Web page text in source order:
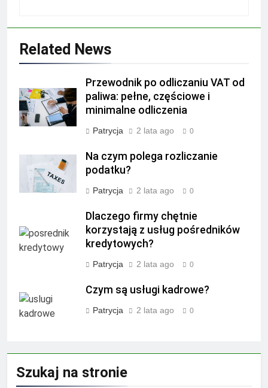
Related News
Przewodnik po odliczaniu VAT od
paliwa: pełne, częściowe i
minimalne odliczenia
Patrycja 2 lata ago 0
Na czym polega rozliczanie
podatku?
Patrycja 2 lata ago 0
Dlaczego firmy chętnie
korzystają z usług pośredników
kredytowych?
Patrycja 2 lata ago 0
Czym są usługi kadrowe?
Patrycja 2 lata ago 0
Szukaj na stronie